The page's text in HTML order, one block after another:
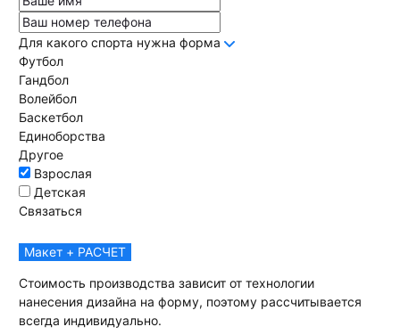
Для какого спорта нужна форма
Футбол
Гандбол
Волейбол
Баскетбол
Единоборства
Другое
Взрослая
Детская
Связаться
Макет + РАСЧЕТ
Стоимость производства зависит от технологии
нанесения дизайна на форму, поэтому рассчитывается
всегда индивидуально.